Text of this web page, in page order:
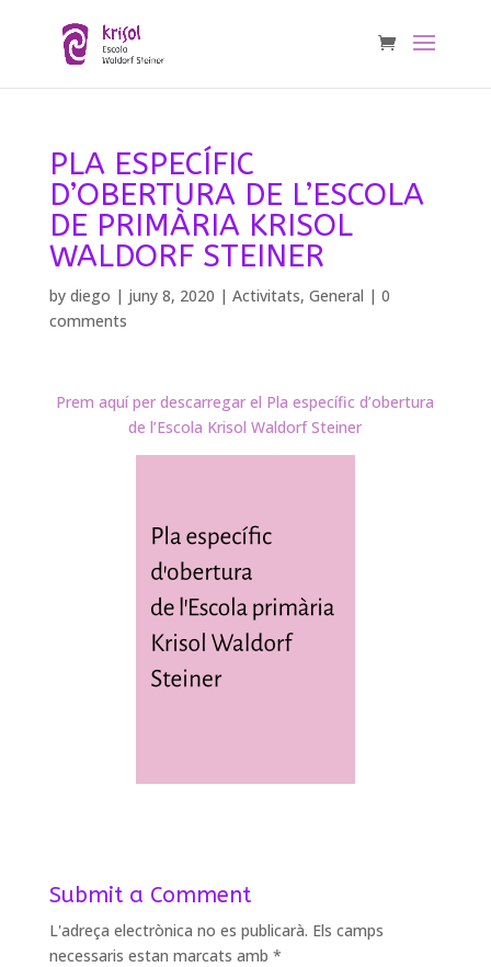
PLA ESPECÍFIC
D’OBERTURA DE L’ESCOLA
DE PRIMÀRIA KRISOL
WALDORF STEINER
by diego | juny 8, 2020 | Activitats, General | 0
comments
Prem aquí per descarregar el Pla específic d’obertura
de l’Escola Krisol Waldorf Steiner
Submit a Comment
L'adreça electrònica no es publicarà. Els camps
necessaris estan marcats amb *